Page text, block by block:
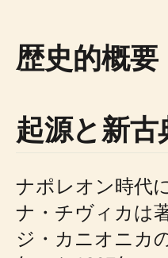
歴史的概要
起源と新
ナポレオン時代
ナ・チヴィカは
ジ・カニオニカ